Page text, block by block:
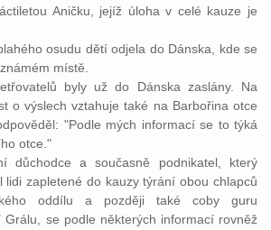
Aničku, jejíž úloha v celé kauze je
osudu dětí odjela do Dánska, kde se
místě.
byly už do Dánska zaslány. Na
o výslech vztahuje také na Barbořina otce
"Podle mých informací se to týká
otce."
důchodce a současně podnikatel, který
lidi zapletené do kauzytýrání obou chlapců
oddílu a později také coby guru
Grálu, se podle některých informací rovněž